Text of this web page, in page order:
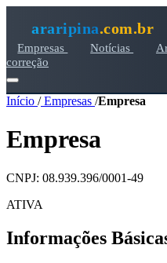
araripina.com.br
Empresas Notícias
correção
Início /Empresas /Empresa
Empresa
CNPJ: 08.939.396/0001-49
ATIVA
Informações